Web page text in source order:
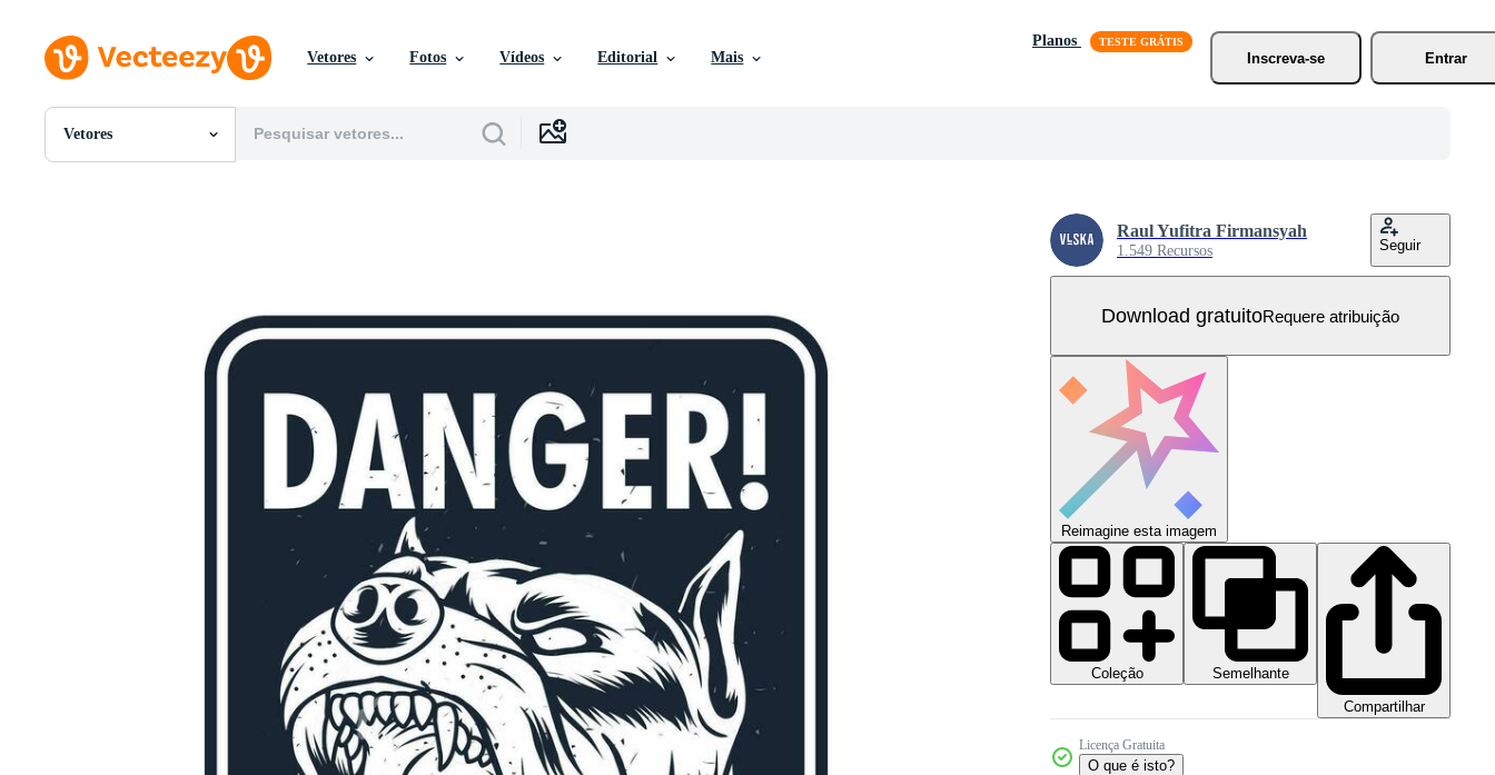
Vetores Fotos Vídeos Editorial Mais
Planos
Inscreva-se
Entrar
Vetores
Todas Imagens
Imagens Editoriais
Raul Yufitra Firmansyah
1.549 Recursos Seguir
Download gratuitoRequere atribuição
Reimagine esta imagem
Coleção
Semelhante
Compartilhar
Licença Gratuita
O que é isto?